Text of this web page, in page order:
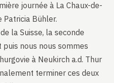
journée à La Chaux-de-
Patricia Bühler.
la Suisse, la seconde
nous nous sommes
à Neukirch a.d. Thur
terminer ces deux